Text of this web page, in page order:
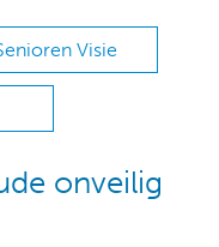
Visie
onveilig